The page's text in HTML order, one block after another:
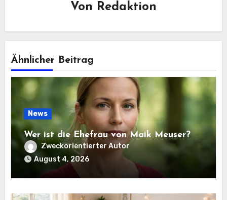
Von Redaktion
Ähnlicher Beitrag
News
Wer ist die Ehefrau von Maik Meuser?
Zweckorientierter Autor
August 4, 2026